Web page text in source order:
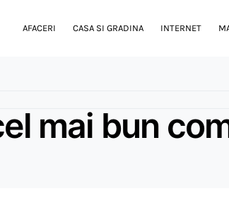
AFACERI CASA SI GRADINA INTERNET
mai bun